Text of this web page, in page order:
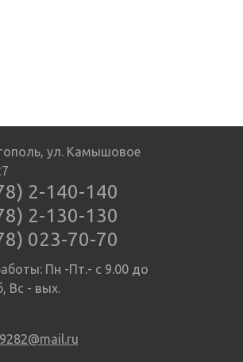
ул. Камышовое
2-140-140
2-130-130
023-70-70
Пн -Пт.- с 9.00 до
Вс - вых.